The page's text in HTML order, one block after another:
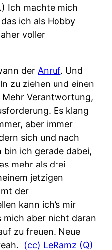
Ich machte mich
ich als Hobby
voller
der Anruf. Und
zu ziehen und einen
Verantwortung,
Es klang
aber immer
sich und nach
bin ich gerade dabei,
mehr als drei
jetzigen
der
kann ich’s mir
mich aber nicht daran
zu freuen. Neue
(cc) LeRamz (Q)